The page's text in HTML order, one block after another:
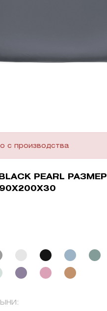
с производства
PEARL РАЗМЕР